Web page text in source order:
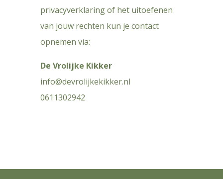
privacyverklaring of het uitoefenen
van jouw rechten kun je contact
opnemen via:
De Vrolijke Kikker
info@devrolijkekikker.nl
0611302942